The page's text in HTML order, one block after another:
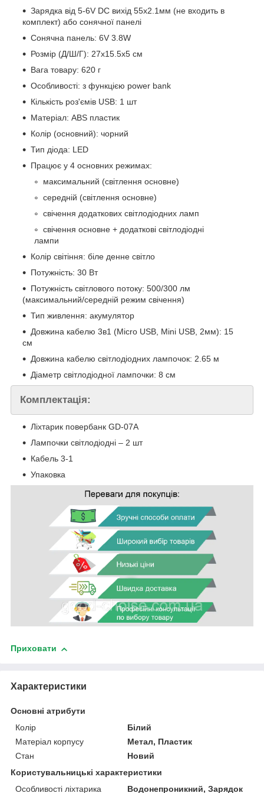
Зарядка від 5-6V DC вихід 55х2.1мм (не входить в
комплект) або сонячної панелі
Сонячна панель: 6V 3.8W
Розмір (Д/Ш/Г): 27х15.5х5 см
Вага товару: 620 г
Особливості: з функцією power bank
Кількість роз'ємів USB: 1 шт
Матеріал: ABS пластик
Колір (основний): чорний
Тип діода: LED
Працює у 4 основних режимах:
максимальний (світлення основне)
середній (світлення основне)
свічення додаткових світлодіодних ламп
свічення основне + додаткові світлодіодні
лампи
Колір світіння: біле денне світло
Потужність: 30 Вт
Потужність світлового потоку: 500/300 лм
(максимальний/середній режим свічення)
Тип живлення: акумулятор
Довжина кабелю 3в1 (Micro USB, Mini USB, 2мм): 15
см
Довжина кабелю світлодіодних лампочок: 2.65 м
Діаметр світлодіодної лампочки: 8 см
Комплектація:
Ліхтарик повербанк GD-07А
Лампочки світлодіодні – 2 шт
Кабель 3-1
Упаковка
Приховати
Характеристики
Основні атрибути
Колір
Білий
Матеріал корпусу
Метал, Пластик
Стан
Новий
Користувальницькі характеристики
Особливості ліхтарика
Водонепроникний, Зарядок